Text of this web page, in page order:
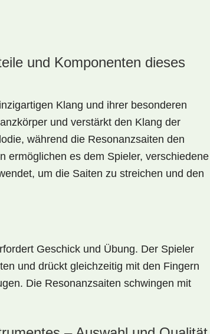
und Komponenten dieses
Klang und ihrer besonderen
und verstärkt den Klang der
während die Resonanzsaiten den
ermöglichen es dem Spieler, verschiedene
um die Saiten zu streichen und den
Geschick und Übung. Der Spieler
und drückt gleichzeitig mit den Fingern
Die Resonanzsaiten schwingen mit